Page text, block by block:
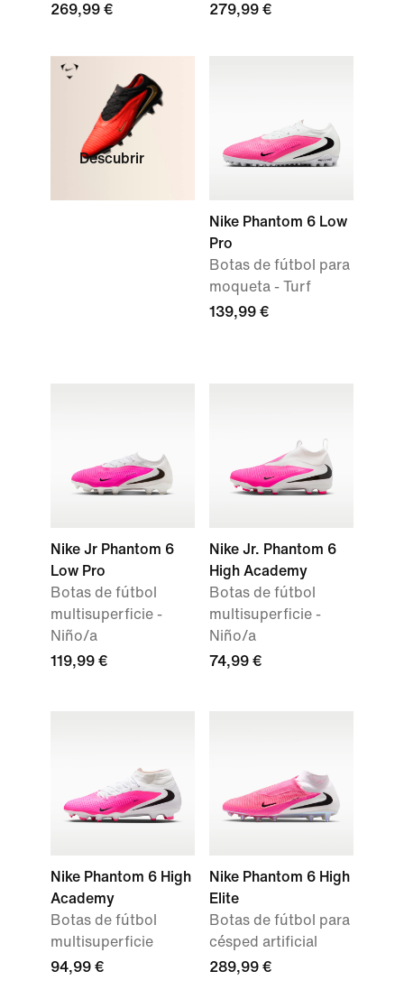
269,99 €
279,99 €
Descubrir
Nike Phantom 6 Low
Pro
Botas de fútbol para
moqueta - Turf
139,99 €
Nike Jr Phantom 6
Low Pro
Botas de fútbol
multisuperficie -
Niño/a
119,99 €
Nike Jr. Phantom 6
High Academy
Botas de fútbol
multisuperficie -
Niño/a
74,99 €
Nike Phantom 6 High
Academy
Botas de fútbol
multisuperficie
94,99 €
Nike Phantom 6 High
Elite
Botas de fútbol para
césped artificial
289,99 €